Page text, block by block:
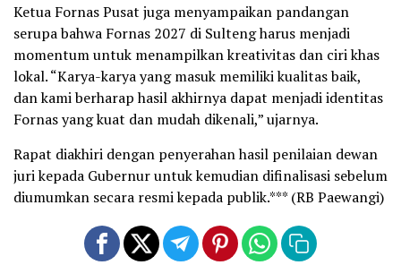
Ketua Fornas Pusat juga menyampaikan pandangan
serupa bahwa Fornas 2027 di Sulteng harus menjadi
momentum untuk menampilkan kreativitas dan ciri khas
lokal. “Karya-karya yang masuk memiliki kualitas baik,
dan kami berharap hasil akhirnya dapat menjadi identitas
Fornas yang kuat dan mudah dikenali,” ujarnya.
Rapat diakhiri dengan penyerahan hasil penilaian dewan
juri kepada Gubernur untuk kemudian difinalisasi sebelum
diumumkan secara resmi kepada publik.*** (RB Paewangi)